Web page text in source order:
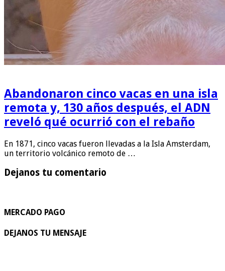
Abandonaron cinco vacas en una isla
remota y, 130 años después, el ADN
reveló qué ocurrió con el rebaño
En 1871, cinco vacas fueron llevadas a la Isla Amsterdam,
un territorio volcánico remoto de …
Dejanos tu comentario
MERCADO PAGO
DEJANOS TU MENSAJE